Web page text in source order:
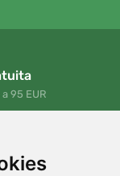
95 EUR
momento